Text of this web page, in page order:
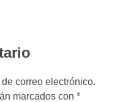
correo electrónico.
marcados con *